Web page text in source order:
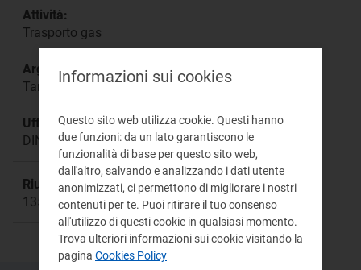
Attività:
Trasporto gas
Argomento:
Tariffe di trasporto del gas naturale
Ufficio responsabile:
DINE
Riunione:
1351a
Informazioni sui cookies
Questo sito web utilizza cookie. Questi hanno
due funzioni: da un lato garantiscono le
funzionalità di base per questo sito web,
dall'altro, salvando e analizzando i dati utente
anonimizzati, ci permettono di migliorare i nostri
contenuti per te. Puoi ritirare il tuo consenso
all'utilizzo di questi cookie in qualsiasi momento.
Trova ulteriori informazioni sui cookie visitando la
pagina Cookies Policy